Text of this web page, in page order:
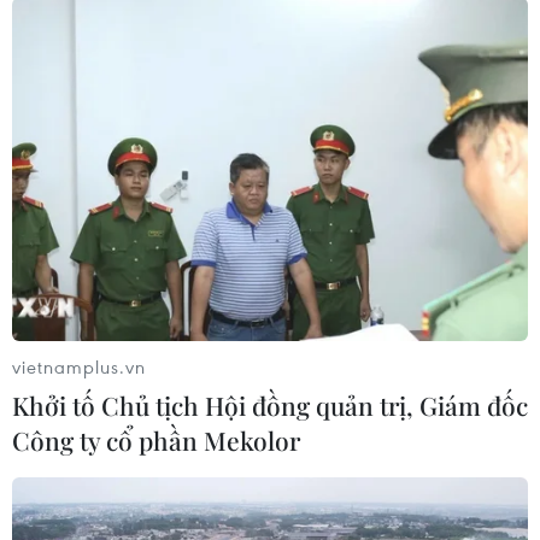
chung 11 tháng tăng 3,6% so với cùng kỳ năm
2020. Số doanh nghiệp thành lập mới tăng
44,6% so với tháng trước, vốn đăng ký tăng 38%,
lao động tăng 30,2%.
Thủ tướng Phạm Minh Chính cũng yêu cầu các
bộ, ngành kiên trì thực hiện “thích ứng an toàn,
linh hoạt, kiểm soát hiệu quả dịch COVID-19,"
phấn đấu đến hết năm cơ bản tiêm đủ 2 mũi
cho người từ 18 tuổi trở lên; tiếp tục triển khai
tiêm vaccine cho trẻ em, tiêm mũi 3 cho người
từ 18 tuổi trở lên.
chung an toàn” là việc các nước mở cửa lại biên
vietnamplus.vn
Khởi tố Chủ tịch Hội đồng quản trị, Giám đốc
Công ty cổ phần Mekolor